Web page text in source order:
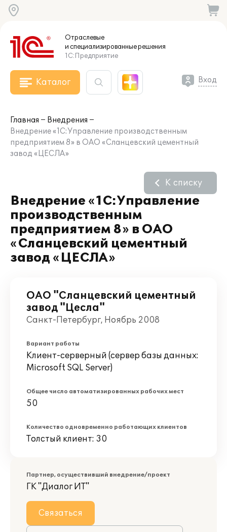
Отраслевые
и специализированныерешения
1С:Предприятие
Каталог Вход
Главная
Внедрения
Внедрение «1С:Управление производственным
предприятием 8» в ОАО «Сланцевский цементный
завод «ЦЕСЛА»
Внедрение «1С:Управление
производственным
предприятием 8» в ОАО
«Сланцевский цементный
завод «ЦЕСЛА»
К списку
ОАО "Сланцевский цементный
завод "Цесла"
Санкт-Петербург, Ноябрь 2008
Вариант работы
Клиент-серверный (сервер базы данных:
Microsoft SQL Server)
Общее число автоматизированных рабочих мест
50
Количество одновременно работающих клиентов
Толстый клиент: 30
Партнер, осуществивший внедрение/проект
ГК "Диалог ИТ"
Связаться